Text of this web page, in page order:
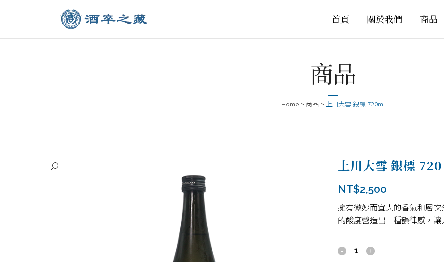
首頁 關於我們 商品
商品
Home > 商品 > 上川大雪 銀標 720ml
上川大雪 銀標
NT$2,500
擁有微妙而宜人的香氣和層
的酸度營造出一種韻律感，讓
上